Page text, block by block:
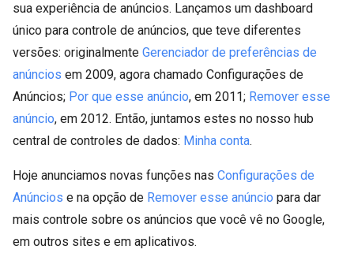
sua experiência de anúncios. Lançamos um dashboard
único para controle de anúncios, que teve diferentes
versões: originalmente Gerenciador de preferências de
anúncios em 2009, agora chamado Configurações de
Anúncios; Por que esse anúncio, em 2011; Remover esse
anúncio, em 2012. Então, juntamos estes no nosso hub
central de controles de dados: Minha conta.
Hoje anunciamos novas funções nas Configurações de
Anúncios e na opção de Remover esse anúncio para dar
mais controle sobre os anúncios que você vê no Google,
em outros sites e em aplicativos.